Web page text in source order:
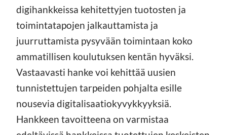
digihankkeissa kehitettyjen tuotosten ja
toimintatapojen jalkauttamista ja
juurruttamista pysyvään toimintaan koko
ammatillisen koulutuksen kentän hyväksi.
Vastaavasti hanke voi kehittää uusien
tunnistettujen tarpeiden pohjalta esille
nousevia digitalisaatiokyvykkyyksiä.
Hankkeen tavoitteena on varmistaa